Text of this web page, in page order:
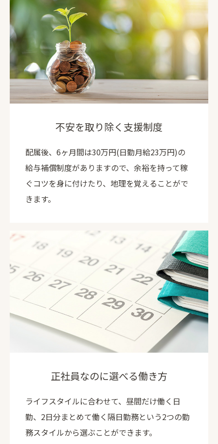
不安を取り除く支援制度
配属後、6ヶ月間は30万円(日勤月給23万円)の
給与補償制度がありますので、余裕を持って稼
ぐコツを身に付けたり、地理を覚えることがで
きます。
正社員なのに選べる働き方
ライフスタイルに合わせて、昼間だけ働く日
勤、2日分まとめて働く隔日勤務という2つの勤
務スタイルから選ぶことができます。